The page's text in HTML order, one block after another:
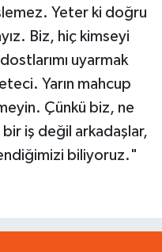
Yeter ki doğru
Biz, hiç kimseyi
uyarmak
Yarın mahcup
Çünkü biz, ne
bir iş değil arkadaşlar,
biliyoruz."